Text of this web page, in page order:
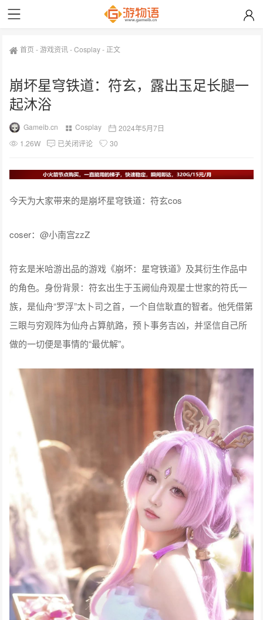
首页 -游戏资讯-Cosplay- 正文
崩坏星穹铁道：符玄，露出玉足长腿一
起沐浴
Gameib.cn Cosplay
2024年5月7日
1.26W
已关闭评论 30
今天为大家带来的是崩坏星穹铁道：符玄cos
coser：@小南宫zzZ
符玄是米哈游出品的游戏《崩坏：星穹铁道》及其衍生作品中
的角色。身份背景：符玄出生于玉阙仙舟观星士世家的符氏一
族，是仙舟“罗浮”太卜司之首，一个自信耿直的智者。他凭借第
三眼与穷观阵为仙舟占算航路，预卜事务吉凶，并坚信自己所
做的一切便是事情的“最优解”。